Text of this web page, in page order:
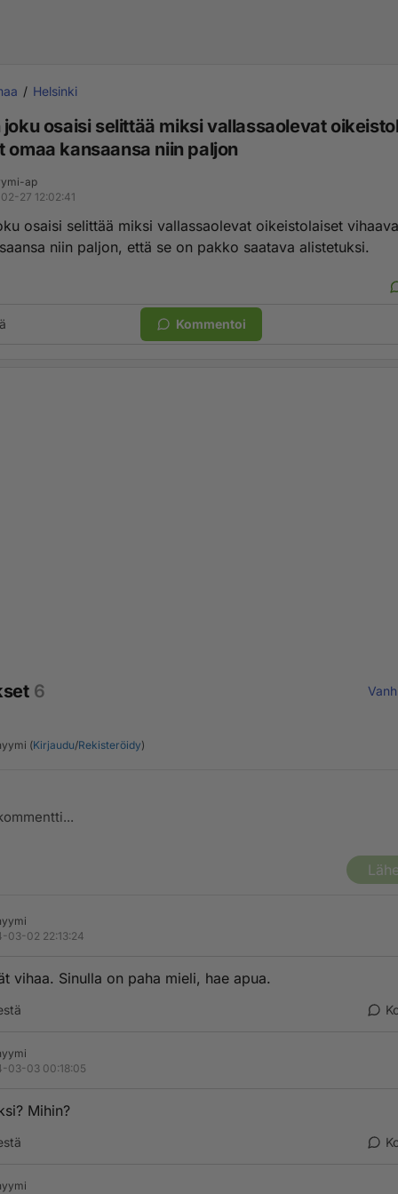
Helsinki
joku osaisi selittää miksi vallassaolevat
omaa kansaansa niin paljon
ap
27 12:02:41
osaisi selittää miksi vallassaolevat oikeistolaiset
niin paljon, että se on pakko saatava alistetuksi.
Kommentoi
6
(Kirjaudu/Rekisteröidy)
03-02 22:13:24
vihaa. Sinulla on paha mieli, hae apua.
03-03 00:18:05
Mihin?